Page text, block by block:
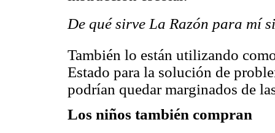
De qué sirve La Razón para mí
También lo están utilizando
Estado para la solución de
podrían quedar marginados de
Los niños también compran